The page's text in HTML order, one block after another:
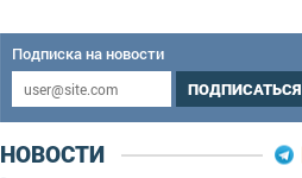
Подписка на новости
ПОДПИСАТЬСЯ
НОВОСТИ